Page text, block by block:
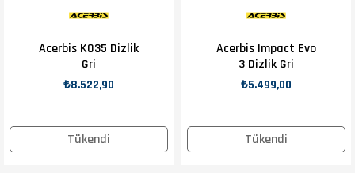
Tükendi
Acerbis K035 Dizlik
Gri
₺8.522,90
Tükendi
Acerbis Impact Evo
3 Dizlik Gri
₺5.499,00